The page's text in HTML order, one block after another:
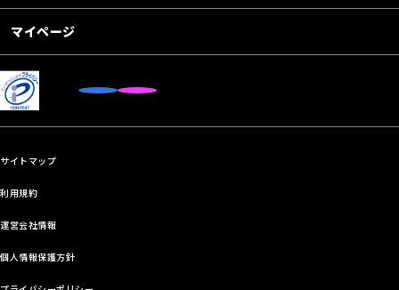
マイページ
サイトマップ
利用規約
運営会社情報
個人情報保護方針